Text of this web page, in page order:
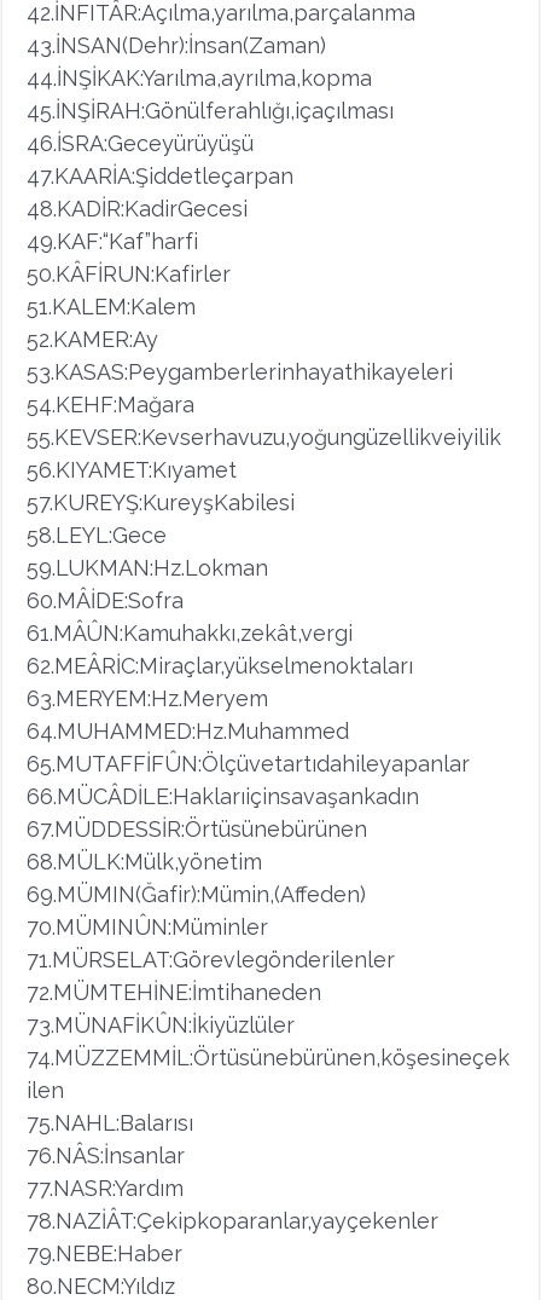
42.İNFITÂR:Açılma,yarılma,parçalanma
43.İNSAN(Dehr):İnsan(Zaman)
44.İNŞİKAK:Yarılma,ayrılma,kopma
45.İNŞİRAH:Gönülferahlığı,içaçılması
46.İSRA:Geceyürüyüşü
47.KAARİA:Şiddetleçarpan
48.KADİR:KadirGecesi
49.KAF:“Kaf”harfi
50.KÂFİRUN:Kafirler
51.KALEM:Kalem
52.KAMER:Ay
53.KASAS:Peygamberlerinhayathikayeleri
54.KEHF:Mağara
55.KEVSER:Kevserhavuzu,yoğungüzellikveiyilik
56.KIYAMET:Kıyamet
57.KUREYŞ:KureyşKabilesi
58.LEYL:Gece
59.LUKMAN:Hz.Lokman
60.MÂİDE:Sofra
61.MÂÛN:Kamuhakkı,zekât,vergi
62.MEÂRİC:Miraçlar,yükselmenoktaları
63.MERYEM:Hz.Meryem
64.MUHAMMED:Hz.Muhammed
65.MUTAFFİFÛN:Ölçüvetartıdahileyapanlar
66.MÜCÂDİLE:Haklarıiçinsavaşankadın
67.MÜDDESSİR:Örtüsünebürünen
68.MÜLK:Mülk,yönetim
69.MÜMIN(Ğafir):Mümin,(Affeden)
70.MÜMINÛN:Müminler
71.MÜRSELAT:Görevlegönderilenler
72.MÜMTEHİNE:İmtihaneden
73.MÜNAFİKÛN:İkiyüzlüler
74.MÜZZEMMİL:Örtüsünebürünen,köşesineçek
ilen
75.NAHL:Balarısı
76.NÂS:İnsanlar
77.NASR:Yardım
78.NAZİÂT:Çekipkoparanlar,yayçekenler
79.NEBE:Haber
80.NECM:Yıldız